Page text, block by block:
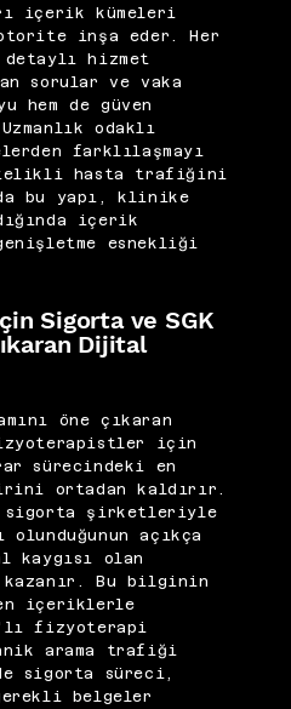
içerik kümeleri
inşa eder. Her
hizmet
sorular ve vaka
hem de güven
odaklı
farklılaşmayı
hasta trafiğini
bu yapı, klinike
içerik
esnekliği
Sigorta ve SGK
Dijital
öne çıkaran
için
sürecindeki en
ortadan kaldırır.
sigorta şirketleriyle
açıkça
olan
Bu bilginin
içeriklerle
fizyoterapi
arama trafiği
sigorta süreci,
belgeler